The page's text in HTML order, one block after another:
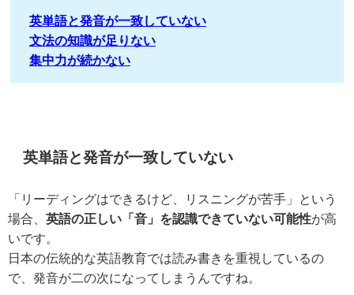
英単語と発音が一致していない
文法の知識が足りない
集中力が続かない
英単語と発音が一致していない
「リーディングはできるけど、リスニングが苦手」という
場合、 英語の正しい「音」を認識できていない可能性が高
いです。
日本の伝統的な英語教育では読み書きを重視しているの
で、発音が二の次になってしまうんですね。